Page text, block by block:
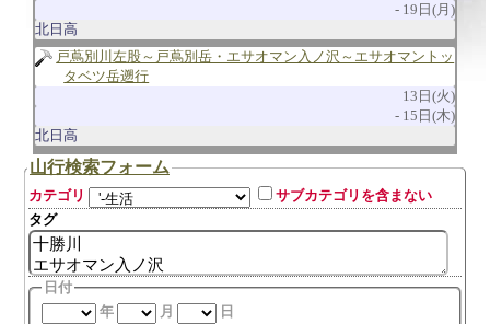
19日(月)
北日高
戸蔦別川左股～戸蔦別岳・エサオマン入ノ沢～エサオマントッ
タベツ岳遡行
13日(火)
15日(木)
北日高
山行検索フォーム
カテゴリ
サブカテゴリを含まない
タグ
日付
年
月 日